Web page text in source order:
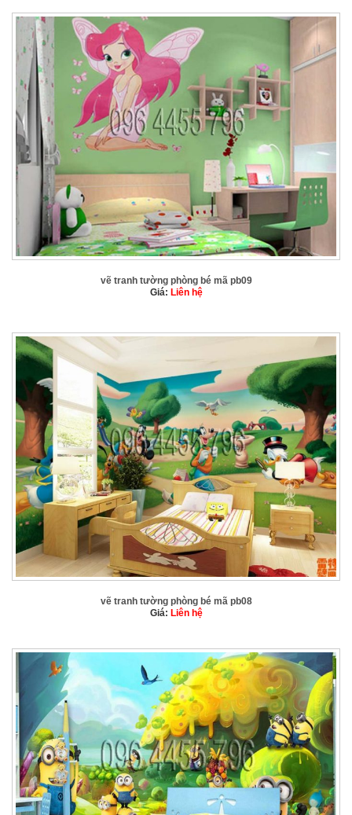
vẽ tranh tường phòng bé mã pb09
Giá: Liên hệ
vẽ tranh tường phòng bé mã pb08
Giá: Liên hệ